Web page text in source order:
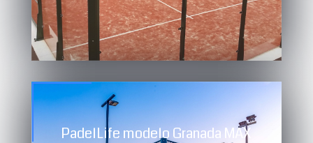
PadelLife modelo Granada MAX